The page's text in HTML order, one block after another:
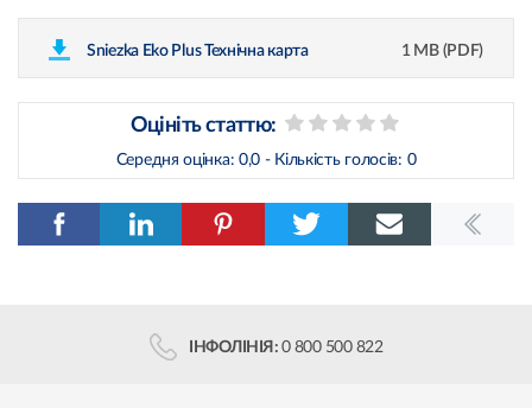
Sniezka Eko Plus Технічна карта 1 MB (PDF)
Оцініть статтю:
Середня оцінка: 0,0 - Кількість голосів: 0
ІНФОЛІНІЯ: 0 800 500 822